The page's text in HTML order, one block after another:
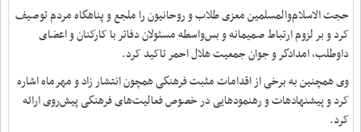
حجت الاسلام‌والمسلمین معزی طلاب و روحانیون را ملجع و پناهگاه مردم توصیف
کرد و بر لزوم ارتباط صمیمانه و بس‌واسطه مسئولان دفاتر با کارکنان و اعضای
داوطلب، امدادگر و جوان جمعیت هلال احمر تاکید کرد.
وی همچنین به برخی از اقدامات مثبت فرهنگی همچون انتشار زاد و مهرماه اشاره
کرد و پیشنهادهات و رهنمودهایی در خصوص فعالیت‌های فرهنگی پیش‌روی ارائه
کرد.